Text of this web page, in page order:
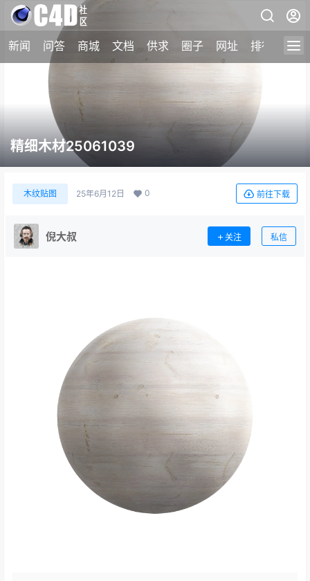
新闻 问答 商城 文档 供求 圈子 网址 排行榜
精细木材25061039
木纹贴图 25年6月12日 0 前往下载
倪大叔 关注 私信